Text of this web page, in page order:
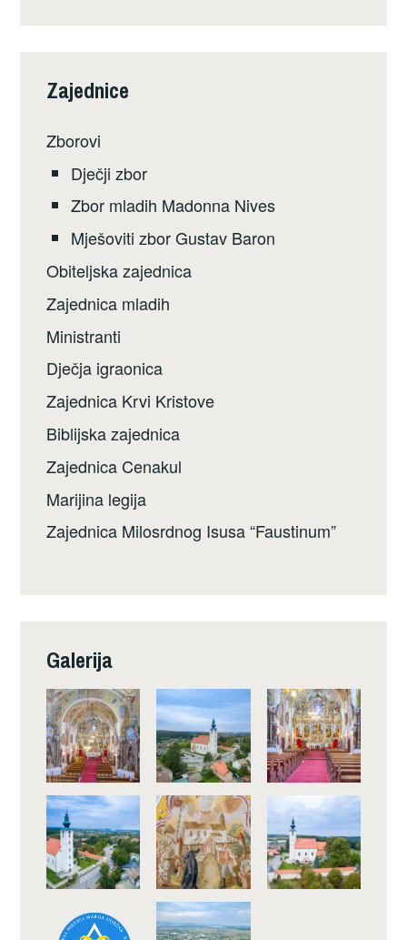
Zajednice
Zborovi
Dječji zbor
Zbor mladih Madonna Nives
Mješoviti zbor Gustav Baron
Obiteljska zajednica
Zajednica mladih
Ministranti
Dječja igraonica
Zajednica Krvi Kristove
Biblijska zajednica
Zajednica Cenakul
Marijina legija
Zajednica Milosrdnog Isusa “Faustinum”
Galerija